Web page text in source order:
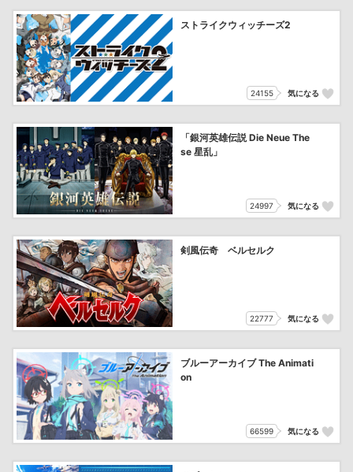
ストライクウィッチーズ2
24155 気になる
「銀河英雄伝説 Die Neue The
se 星乱」
24997 気になる
剣風伝奇 ベルセルク
22777 気になる
ブルーアーカイブ The Animati
on
66599 気になる